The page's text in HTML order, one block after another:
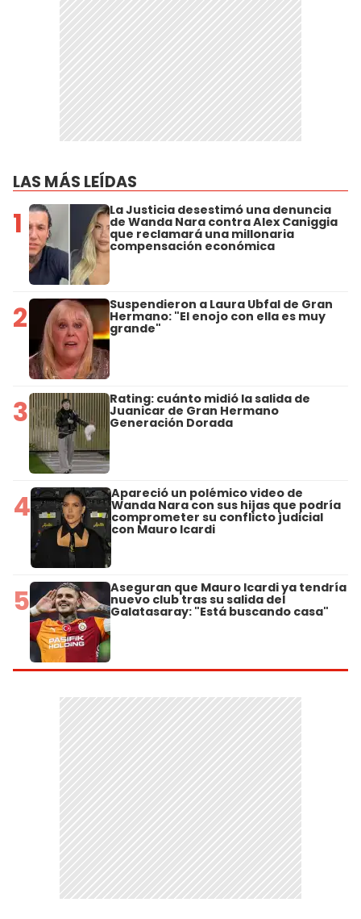
LAS MÁS LEÍDAS
1 La Justicia desestimó una denuncia
de Wanda Nara contra Alex Caniggia
que reclamará una millonaria
compensación económica
2 Suspendieron a Laura Ubfal de Gran
Hermano: "El enojo con ella es muy
grande"
3 Rating: cuánto midió la salida de
Juanicar de Gran Hermano
Generación Dorada
4 Apareció un polémico video de
Wanda Nara con sus hijas que podría
comprometer su conflicto judicial
con Mauro Icardi
5 Aseguran que Mauro Icardi ya tendría
nuevo club tras su salida del
Galatasaray: "Está buscando casa"